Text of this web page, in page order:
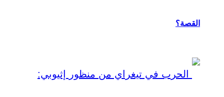
القصة؟